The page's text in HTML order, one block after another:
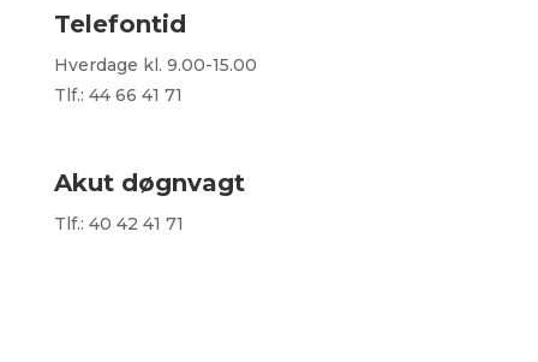
Telefontid
Hverdage kl. 9.00-15.00
Tlf.: 44 66 41 71
Akut døgnvagt
Tlf.: 40 42 41 71